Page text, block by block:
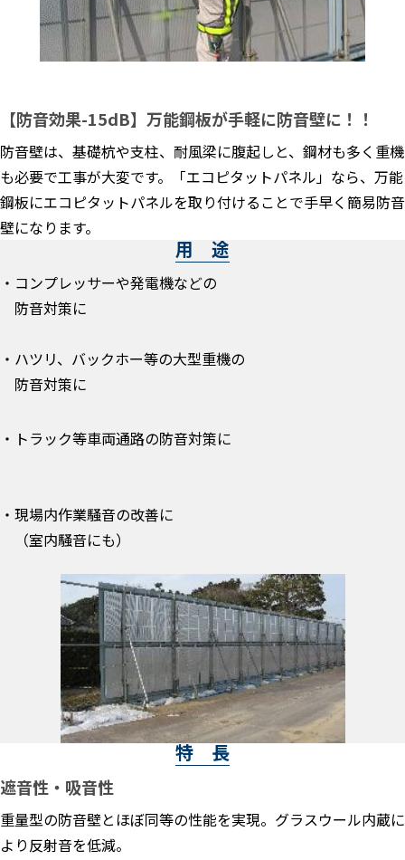
【防音効果-15dB】万能鋼板が手軽に防音壁に！！
防音壁は、基礎杭や支柱、耐風梁に腹起しと、鋼材も多く重機
も必要で工事が大変です。「エコピタットパネル」なら、万能
鋼板にエコピタットパネルを取り付けることで手早く簡易防音
壁になります。
用 途
・コンプレッサーや発電機などの
防音対策に
・ハツリ、バックホー等の大型重機の
防音対策に
・トラック等車両通路の防音対策に
・現場内作業騒音の改善に
（室内騒音にも）
特 長
遮音性・吸音性
重量型の防音壁とほぼ同等の性能を実現。グラスウール内蔵に
より反射音を低減。